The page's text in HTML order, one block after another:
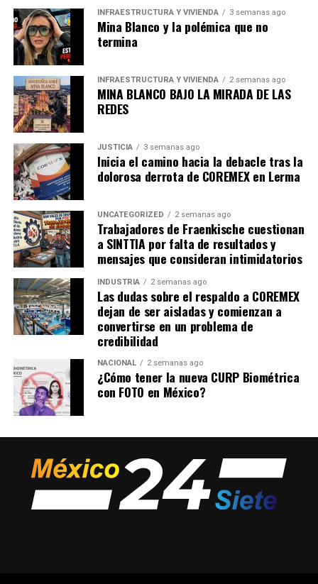
INFRAESTRUCTURA Y VIVIENDA 3 semanas ago
Mina Blanco y la polémica que no
termina
INFRAESTRUCTURA Y VIVIENDA 2 semanas ago
MINA BLANCO BAJO LA MIRADA DE LAS
REDES
JUSTICIA 3 semanas ago
Inicia el camino hacia la debacle tras la
dolorosa derrota de COREMEX en Lerma
UNCATEGORIZED 2 semanas ago
Trabajadores de Fraenkische cuestionan
a SINTTIA por falta de resultados y
mensajes que consideran intimidatorios
INDUSTRIA 2 semanas ago
Las dudas sobre el respaldo a COREMEX
dejan de ser aisladas y comienzan a
convertirse en un problema de
credibilidad
NACIONAL 2 semanas ago
¿Cómo tener la nueva CURP Biométrica
con FOTO en México?